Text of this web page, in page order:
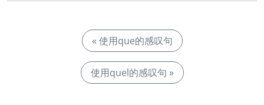
« 使用que的感叹句
使用quel的感叹句 »